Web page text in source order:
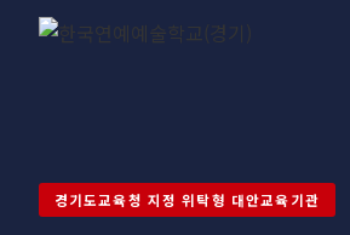
경기도교육청 지정 위탁형 대안교육기관